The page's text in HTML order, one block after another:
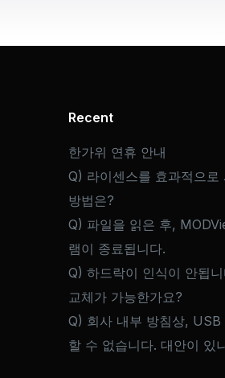
Recent
한가위 연휴 안내
Q) 라이센스를 효과적으로
방법은?
Q) 파일을 읽은 후,
램이 종료됩니다.
Q) 하드락이 인식이 안됩
교체가 가능한가요?
Q) 회사 내부 방침상, USB
할 수 없습니다. 대안이 있